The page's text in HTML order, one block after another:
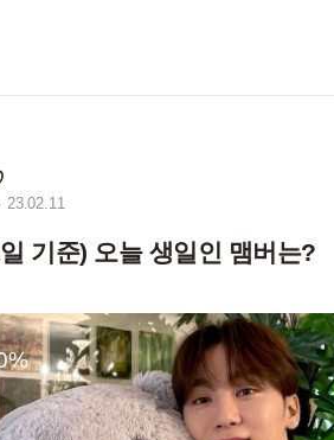
23.02.11
기준) 오늘 생일인 맴버는?